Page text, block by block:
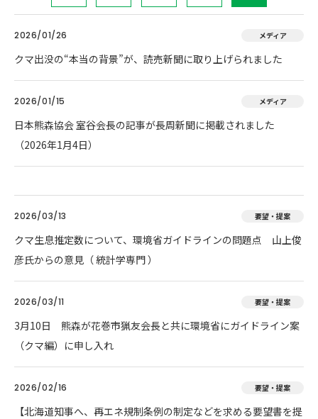
2026/01/26 メディア
クマ出没の“本当の背景”が、読売新聞に取り上げられました
2026/01/15 メディア
日本熊森協会 室谷会長の記事が長周新聞に掲載されました
（2026年1月4日）
2026/03/13 要望・提案
クマ生息推定数について、環境省ガイドラインの問題点 山上俊
彦氏からの意見（ 統計学専門 ）
2026/03/11 要望・提案
3月10日 熊森が花巻市猟友会長と共に環境省にガイドライン案
（クマ編）に申し入れ
2026/02/16 要望・提案
【北海道知事へ、再エネ規制条例の制定などを求める要望書を提